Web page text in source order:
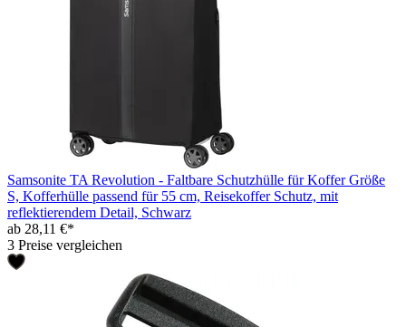
Samsonite TA Revolution - Faltbare Schutzhülle für Koffer Größe
S, Kofferhülle passend für 55 cm, Reisekoffer Schutz, mit
reflektierendem Detail, Schwarz
ab 28,11 €*
3 Preise vergleichen